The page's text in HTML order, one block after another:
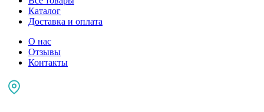
Каталог
Доставка и оплата
О нас
Отзывы
Контакты